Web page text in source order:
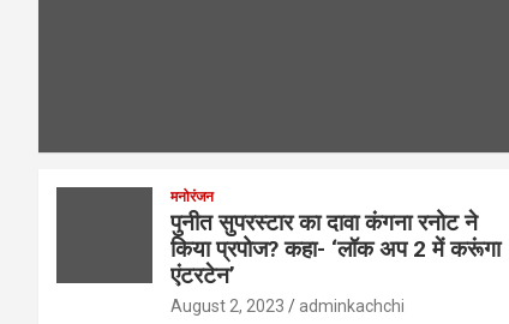
मनोरंजन
पुनीत सुपरस्टार का दावा कंगना रनोट ने
किया प्रपोज? कहा- ‘लॉक अप 2 में करूंगा
एंटरटेन’
August 2, 2023 adminkachchi